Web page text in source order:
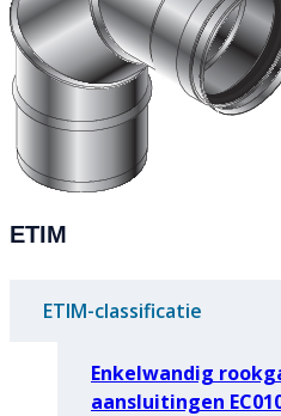
ETIM
ETIM-classificatie
Enkelwandig
aansluitingen